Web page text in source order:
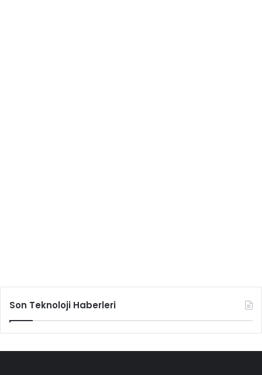
Son Teknoloji Haberleri